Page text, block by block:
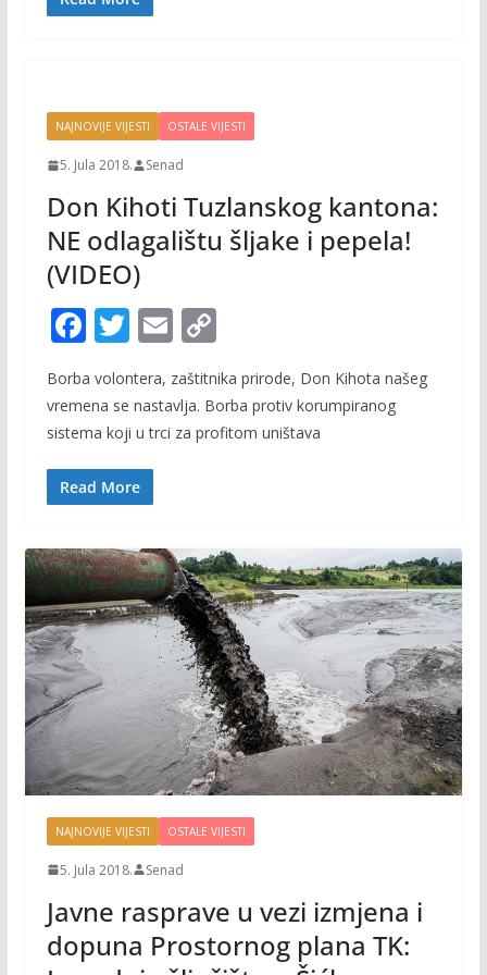
k
NAJNOVIJE VIJESTI OSTALE VIJESTI
5. Jula 2018. Senad
Don Kihoti Tuzlanskog kantona:
NE odlagalištu šljake i pepela!
(VIDEO)
F
ac
e
b
o
o
T
itt
er
E
m
ai
l
C
o
p
y
Borba volontera, zaštitnika prirode, Don Kihota našeg
vremena se nastavlja. Borba protiv korumpiranog
sistema koji u trci za profitom uništava
Read More
NAJNOVIJE VIJESTI OSTALE VIJESTI
5. Jula 2018. Senad
Javne rasprave u vezi izmjena i
dopuna Prostornog plana TK: